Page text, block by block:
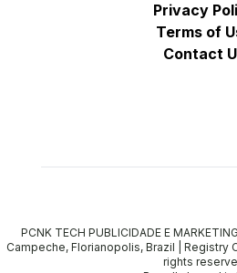
Privacy
Terms of
Contact
PCNK TECH PUBLICIDADE E
Campeche, Florianopolis, Brazil | Registry
rights